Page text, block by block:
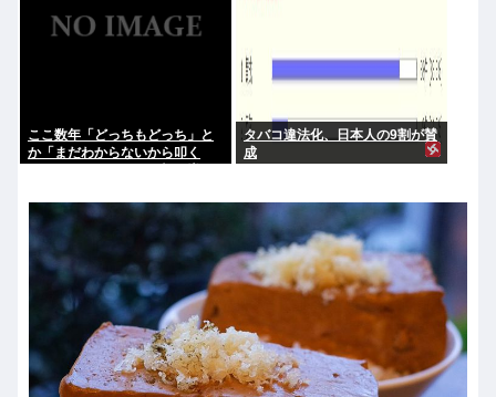
ここ数年「どっちもどっち」と
か「まだわからないから叩く
`)
タバコ違法化、日本人の9割が賛
成